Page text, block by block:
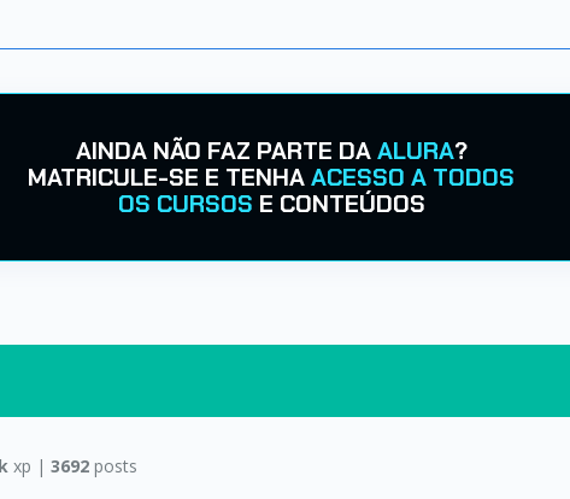
AINDA NÃO FAZ PARTE DAALURA?
MATRICULE-SE E TENHAACESSO A TODOS
OS CURSOS E CONTEÚDOS
xp |3692 posts